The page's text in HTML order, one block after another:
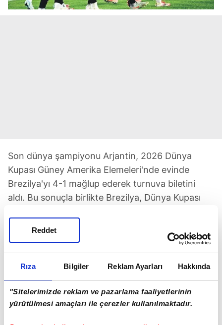
Rıza Bilgiler Reklam Ayarları Hakkında
"Sitelerimizde reklam ve pazarlama faaliyetlerinin
yürütülmesi amaçları ile çerezler kullanılmaktadır.
Reddet
Son dünya şampiyonu Arjantin, 2026 Dünya
Kupası Güney Amerika Elemeleri'nde evinde
Brezilya'yı 4-1 mağlup ederek turnuva biletini
aldı. Bu sonuçla birlikte Brezilya, Dünya Kupası
oldu. Arjantin ise 1959'dan sonra ezeli rakibine ilk
kez dört gol attı. Tangocular'ın golleri; Alvarez,
Fernandez, Mac Allister ve Simeone'den geldi.
Sambacılar'ın tek sayısını ise Cunha kaydetti.